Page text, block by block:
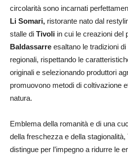
circolarità sono incarnati
Li Somari, ristorante nato dal
stalle di Tivoli in cui le creazioni del
Baldassarre esaltano le tradizioni
regionali, rispettando le
originali e selezionando produttori
promuovono metodi di coltivazione
natura.
Emblema della romanità e di una
della freschezza e della
distingue per l’impegno a ridurre le